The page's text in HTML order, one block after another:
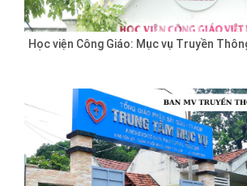
Học viện Công Giáo: Mục vụ Truyền